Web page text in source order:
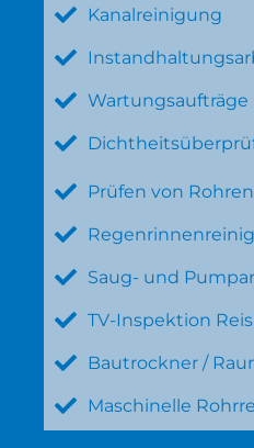
Kanalreinigung
Wartungsaufträge
Prüfen von
Saug- und
TV-Inspektion
Bautrockner /
Maschinelle